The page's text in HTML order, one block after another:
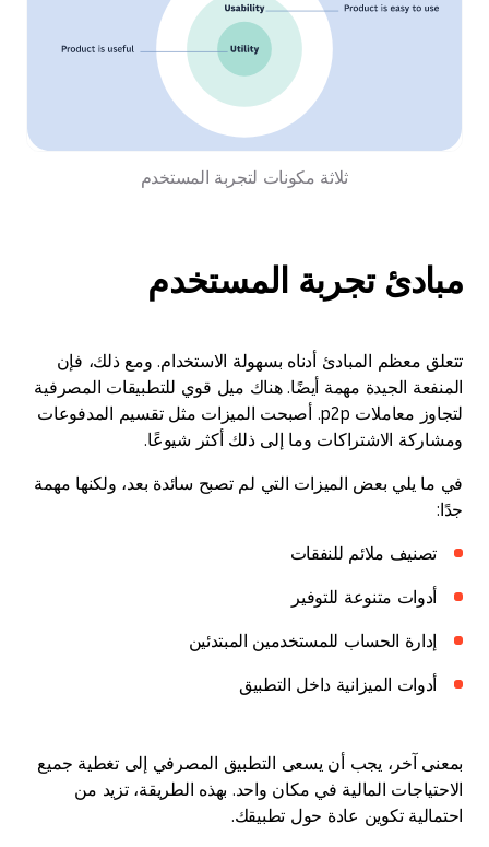
ثلاثة مكونات لتجربة المستخدم
مبادئ تجربة المستخدم
تتعلق معظم المبادئ أدناه بسهولة الاستخدام. ومع ذلك، فإن
المنفعة الجيدة مهمة أيضًا. هناك ميل قوي للتطبيقات المصرفية
لتجاوز معاملات p2p. أصبحت الميزات مثل تقسيم المدفوعات
ومشاركة الاشتراكات وما إلى ذلك أكثر شيوعًا.
في ما يلي بعض الميزات التي لم تصبح سائدة بعد، ولكنها مهمة
جدًا:
تصنيف ملائم للنفقات
أدوات متنوعة للتوفير
إدارة الحساب للمستخدمين المبتدئين
أدوات الميزانية داخل التطبيق
بمعنى آخر، يجب أن يسعى التطبيق المصرفي إلى تغطية جميع
الاحتياجات المالية في مكان واحد. بهذه الطريقة، تزيد من
احتمالية تكوين عادة حول تطبيقك.